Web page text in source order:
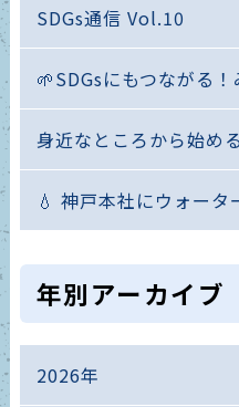
SDGs通信 Vol.10
🌱SDGsにもつながる
身近なところから始め
💧 神戸本社にウォー
年別アーカイブ
2026年